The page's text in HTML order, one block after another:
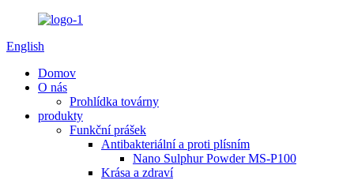
English
Domov
O nás
Prohlídka továrny
produkty
Funkční prášek
Antibakteriální a proti plísním
Nano Sulphur Powder MS-P100
Krása a zdraví